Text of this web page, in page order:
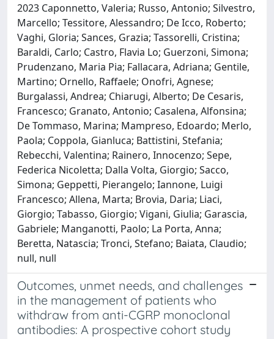
2023 Caponnetto, Valeria; Russo, Antonio; Silvestro,
Marcello; Tessitore, Alessandro; De Icco, Roberto;
Vaghi, Gloria; Sances, Grazia; Tassorelli, Cristina;
Baraldi, Carlo; Castro, Flavia Lo; Guerzoni, Simona;
Prudenzano, Maria Pia; Fallacara, Adriana; Gentile,
Martino; Ornello, Raffaele; Onofri, Agnese;
Burgalassi, Andrea; Chiarugi, Alberto; De Cesaris,
Francesco; Granato, Antonio; Casalena, Alfonsina;
De Tommaso, Marina; Mampreso, Edoardo; Merlo,
Paola; Coppola, Gianluca; Battistini, Stefania;
Rebecchi, Valentina; Rainero, Innocenzo; Sepe,
Federica Nicoletta; Dalla Volta, Giorgio; Sacco,
Simona; Geppetti, Pierangelo; Iannone, Luigi
Francesco; Allena, Marta; Brovia, Daria; Liaci,
Giorgio; Tabasso, Giorgio; Vigani, Giulia; Garascia,
Gabriele; Manganotti, Paolo; La Porta, Anna;
Beretta, Natascia; Tronci, Stefano; Baiata, Claudio;
null, null
Outcomes, unmet needs, and challenges
in the management of patients who
withdraw from anti-CGRP monoclonal
antibodies: A prospective cohort study